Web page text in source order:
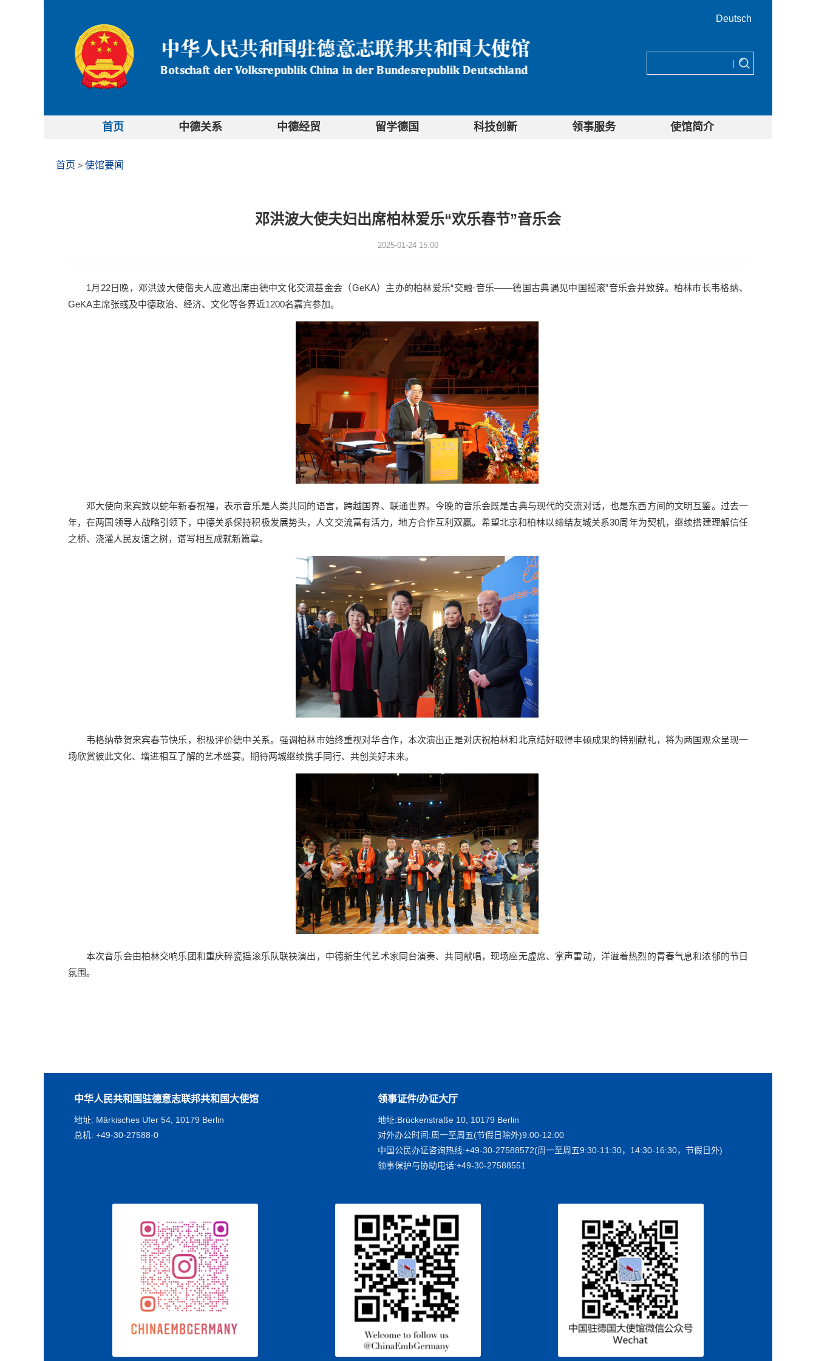
Deutsch
|
首页 中德关系 中德经贸 留学德国 科技创新 领事服务 使馆简介
首页 > 使馆要闻
邓洪波大使夫妇出席柏林爱乐“欢乐春节”音乐会
2025-01-24 15:00
1月22日晚，邓洪波大使偕夫人应邀出席由德中文化交流基金会（GeKA）主办的柏林爱乐“交融·音乐——德国古典遇见中国摇滚”音乐会并致辞。柏林市长韦格纳、
GeKA主席张彧及中德政治、经济、文化等各界近1200名嘉宾参加。
邓大使向来宾致以蛇年新春祝福，表示音乐是人类共同的语言，跨越国界、联通世界。今晚的音乐会既是古典与现代的交流对话，也是东西方间的文明互鉴。过去一
年，在两国领导人战略引领下，中德关系保持积极发展势头，人文交流富有活力，地方合作互利双赢。希望北京和柏林以缔结友城关系30周年为契机，继续搭建理解信任
之桥、浇灌人民友谊之树，谱写相互成就新篇章。
韦格纳恭贺来宾春节快乐，积极评价德中关系。强调柏林市始终重视对华合作，本次演出正是对庆祝柏林和北京结好取得丰硕成果的特别献礼，将为两国观众呈现一
场欣赏彼此文化、增进相互了解的艺术盛宴。期待两城继续携手同行、共创美好未来。
本次音乐会由柏林交响乐团和重庆碎瓷摇滚乐队联袂演出，中德新生代艺术家同台演奏、共同献唱，现场座无虚席、掌声雷动，洋溢着热烈的青春气息和浓郁的节日
氛围。
中华人民共和国驻德意志联邦共和国大使馆
地址: Märkisches Ufer 54, 10179 Berlin
总机: +49-30-27588-0
领事证件/办证大厅
地址:Brückenstraße 10, 10179 Berlin
对外办公时间:周一至周五(节假日除外)9:00-12:00
中国公民办证咨询热线:+49-30-27588572(周一至周五9:30-11:30，14:30-16:30，节假日外)
领事保护与协助电话:+49-30-27588551